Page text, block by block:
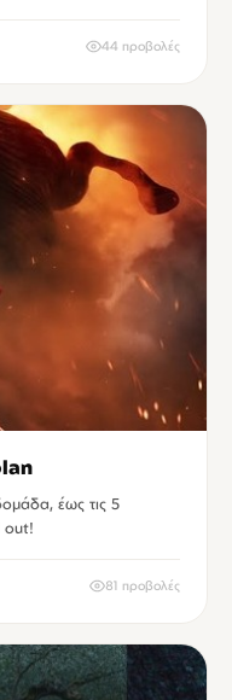
44 προβολές
έως τις 5
out!
81 προβολές